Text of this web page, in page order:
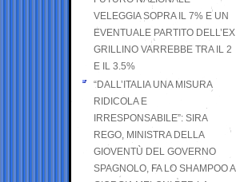
VELEGGIA SOPRA IL 7% E UN
EVENTUALE PARTITO DELL’EX
GRILLINO VARREBBE TRA IL 2
E IL 3.5%
“DALL’ITALIA UNA MISURA
RIDICOLA E
IRRESPONSABILE”: SIRA
REGO, MINISTRA DELLA
GIOVENTÙ DEL GOVERNO
SPAGNOLO, FA LO SHAMPOO A